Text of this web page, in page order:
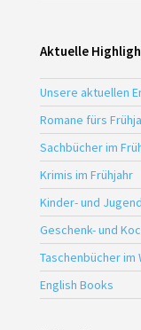
Aktuelle
Unsere aktuellen
Romane fürs
Sachbücher im
Krimis im Frühjahr
Kinder- und
Geschenk- und
Taschenbücher im
English Books